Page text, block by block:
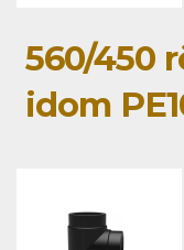
560/450
idom